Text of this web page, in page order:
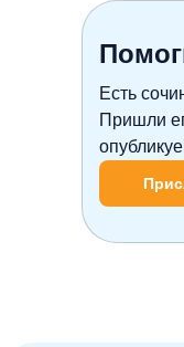
Есть
Пришли